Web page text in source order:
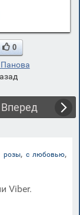
 0
Вперед
розы, с любовью,
Viber.